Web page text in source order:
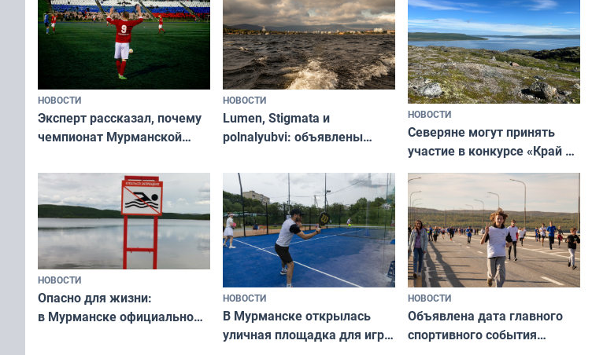
НОВОСТИ
Эксперт рассказал, почему
чемпионат Мурманской
незамеченным
НОВОСТИ
Lumen, Stigmata и
polnalyubvi: объявлены
«Имандра» в 2026 года
НОВОСТИ
Северяне могут принять
участие в конкурсе «Край у
северной границы: фотогид
по Печенгскому округу»
НОВОСТИ
Опасно для жизни:
в Мурманске официально
НОВОСТИ
В Мурманске открылась
уличная площадка для игры
НОВОСТИ
Объявлена дата главного
спортивного события